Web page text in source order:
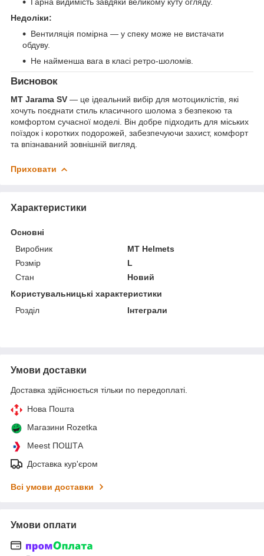
Недоліки:
Вентиляція помірна — у спеку може не вистачати
обдуву.
Не найменша вага в класі ретро-шоломів.
Висновок
MT Jarama SV — це ідеальний вибір для мотоциклістів, які
хочуть поєднати стиль класичного шолома з безпекою та
комфортом сучасної моделі. Він добре підходить для міських
поїздок і коротких подорожей, забезпечуючи захист, комфорт
та впізнаваний зовнішній вигляд.
Приховати
Характеристики
Основні
Виробник
MT Helmets
Розмір
L
Стан
Новий
Користувальницькі характеристики
Розділ
Інтеграли
Умови доставки
Доставка здійснюється тільки по передоплаті.
Нова Пошта
Магазини Rozetka
Meest ПОШТА
Доставка кур'єром
Всі умови доставки
Умови оплати